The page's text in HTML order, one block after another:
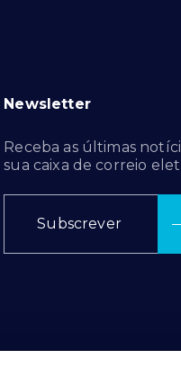
Newsletter
Receba as últimas
sua caixa de correio
Subscrever